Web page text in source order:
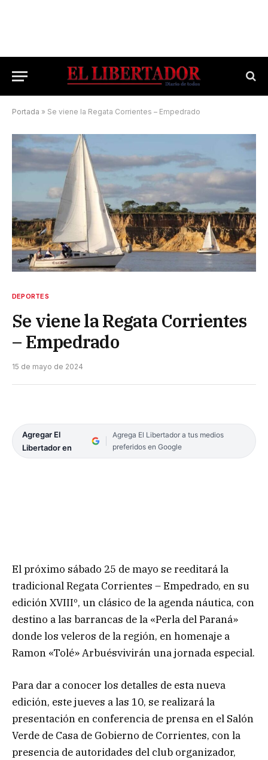
Portada » Se viene la Regata Corrientes – Empedrado
DEPORTES
Se viene la Regata Corrientes
– Empedrado
15 de mayo de 2024
Agregar El
Libertador en
Agrega El Libertador a tus medios
preferidos en Google
El próximo sábado 25 de mayo se reeditará la
tradicional Regata Corrientes – Empedrado, en su
edición XVIIIº, un clásico de la agenda náutica, con
destino a las barrancas de la «Perla del Paraná»
donde los veleros de la región, en homenaje a
Ramon «Tolé» Arbuésvivirán una jornada especial.
Para dar a conocer los detalles de esta nueva
edición, este jueves a las 10, se realizarála
presentación en conferencia de prensa en el Salón
Verde de Casa de Gobierno de Corrientes, con la
presencia de autoridades del club organizador,